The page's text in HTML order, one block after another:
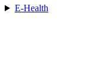
E-Health